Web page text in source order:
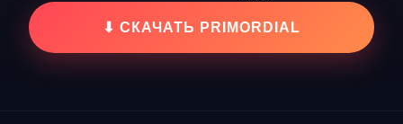
⬇ СКАЧАТЬ PRIMORDIAL